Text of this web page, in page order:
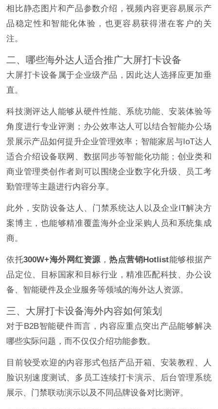
相比静态图片和产品参数介绍，视频内容更容易展示产
品稳定性和智能化体验，也更容易获得潜在客户的关
注。
二、哪些海外达人适合推广大屏打卡设备
大屏打卡设备属于企业级产品，因此达人选择应更加垂
直。
科技测评达人能够从硬件性能、系统功能、安装体验等
角度进行专业评测；办公效率达人可以结合智能办公场
景展示产品如何提升企业管理效率；智能家居与IoT达人
适合介绍设备联网、数据同步等智能化功能；创业类和
商业管理类创作者则可以围绕企业数字化升级、员工考
勤管理等主题进行内容分享。
此外，安防设备达人、门禁系统达人以及企业IT解决方
案博主，也能够精准覆盖海外企业采购人员和系统集成
商。
依托300W+海外网红资源，热点营销Hotlist能够根据产
品定位、目标国家和目标行业，精准匹配科技、办公设
备、智能硬件及企业服务等领域的海外达人资源。
三、大屏打卡设备海外内容如何策划
对于B2B智能硬件而言，内容应重点突出产品能够解决
哪些实际问题，而不仅仅介绍功能参数。
目前较受欢迎的内容形式包括产品开箱、安装教程、人
脸识别速度测试、多员工连续打卡演示、后台管理系统
展示、门禁联动演示以及不同品牌设备对比测评。